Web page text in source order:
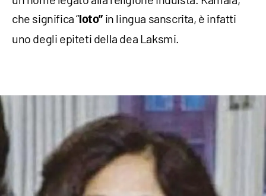
che significa “ loto” in lingua sanscrita, è infatti
uno degli epiteti della dea Laksmi.